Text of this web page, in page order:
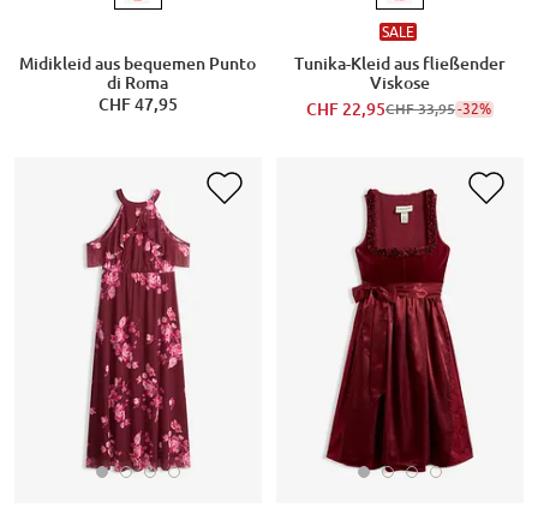
Midikleid aus bequemen Punto
di Roma
CHF 47,95
SALE
Tunika-Kleid aus fließender
Viskose
CHF 22,95CHF 33,95-32%